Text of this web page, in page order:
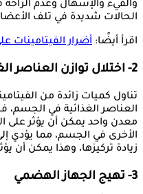
والقيء والإسهال وعدم
الحالات شديدة في تلف
اقرأ أيضًا: أضرار الفيتامينات
2- اختلال توازن العناصر الغذائية
تناول كميات زائدة من
العناصر الغذائية في الجسم،
معدن واحد يمكن أن يؤثر على
الأخرى في الجسم، مما يؤدي
زيادة تركيزها، وهذا يمكن أن
3- تهيج الجهاز الهضمي